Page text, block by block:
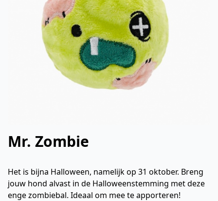
Mr. Zombie
Het is bijna Halloween, namelijk op 31 oktober. Breng
jouw hond alvast in de Halloweenstemming met deze
enge zombiebal. Ideaal om mee te apporteren!